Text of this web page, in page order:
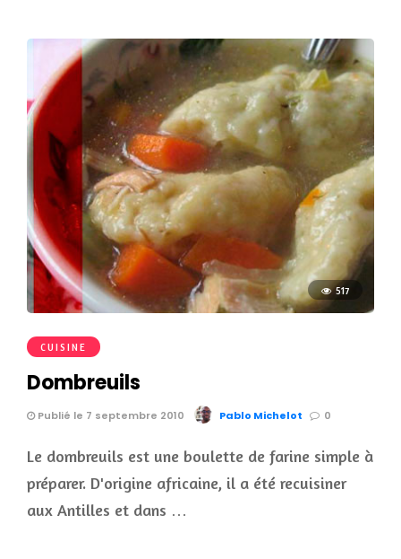
517
CUISINE
Dombreuils
Publié le 7 septembre 2010 Pablo Michelot 0
Le dombreuils est une boulette de farine simple à
préparer. D'origine africaine, il a été recuisiner
aux Antilles et dans …